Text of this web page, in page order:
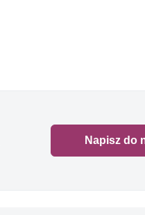
Napisz do